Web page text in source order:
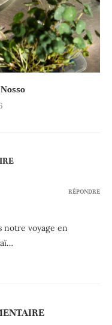
notre voyage en
RÉPONDRE